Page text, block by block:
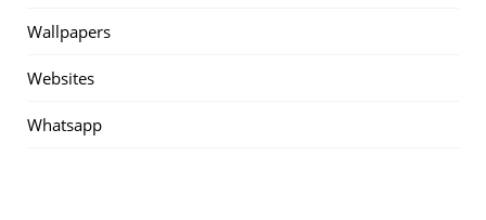
Wallpapers
Websites
Whatsapp